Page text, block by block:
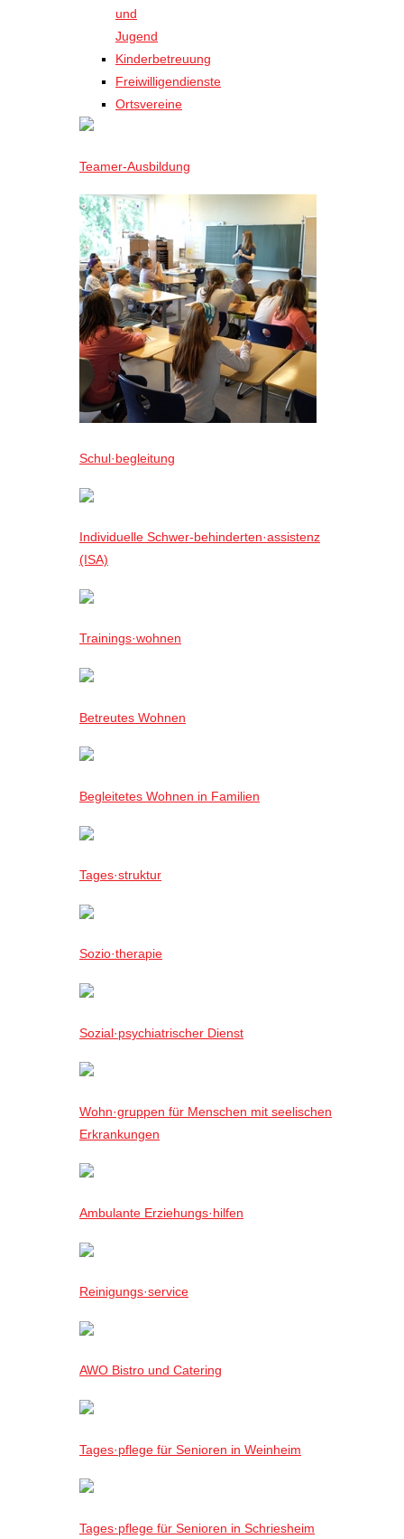
und
Jugend
Kinderbetreuung
Freiwilligendienste
Ortsvereine
Teamer-Ausbildung
Schul·begleitung
Individuelle Schwer-behinderten·assistenz
(ISA)
Trainings·wohnen
Betreutes Wohnen
Begleitetes Wohnen in Familien
Tages·struktur
Sozio·therapie
Sozial·psychiatrischer Dienst
Wohn·gruppen für Menschen mit seelischen
Erkrankungen
Ambulante Erziehungs·hilfen
Reinigungs·service
AWO Bistro und Catering
Tages·pflege für Senioren in Weinheim
Tages·pflege für Senioren in Schriesheim